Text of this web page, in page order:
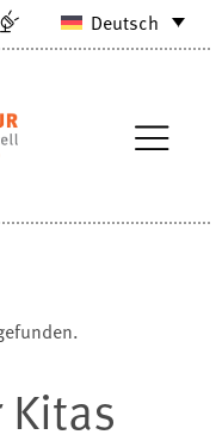
Deutsch